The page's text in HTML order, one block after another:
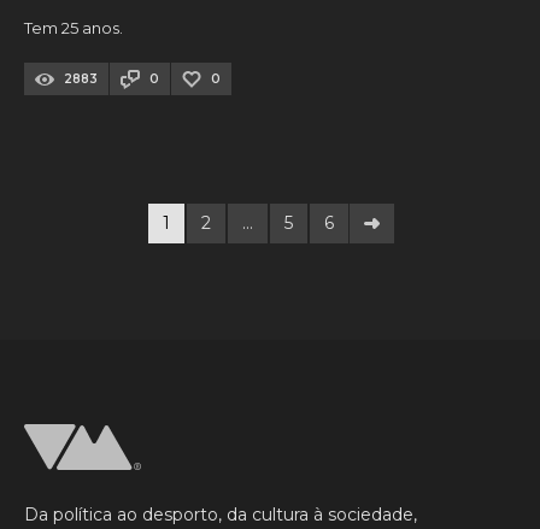
Tem 25 anos.
2883 0 0
1 2 … 5 6
Da política ao desporto, da cultura à sociedade,